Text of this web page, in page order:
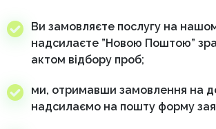
Ви замовляєте послугу на
надсилаєте ”Новою Поштою”
актом відбору проб;
ми, отримавши замовлення на
надсилаємо на пошту форму